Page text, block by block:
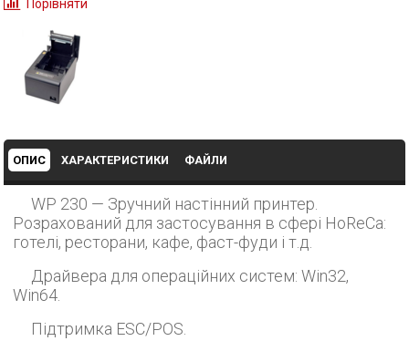
Порівняти
ОПИС ХАРАКТЕРИСТИКИ ФАЙЛИ
WP 230 — Зручний настінний принтер.
Розрахований для застосування в сфері HoReCa:
готелі, ресторани, кафе, фаст-фуди і т.д.
Драйвера для операційних систем: Win32,
Win64.
Підтримка ESC/POS.